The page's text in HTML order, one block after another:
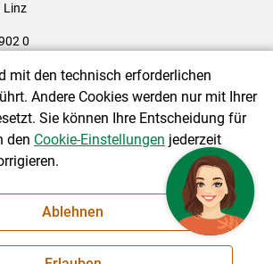
Linz
0
|Gewinnspiele|Datenschutzerklärung |
Einstellungen
mit den technisch erforderlichen
Andere Cookies werden nur mit Ihrer
Sie können Ihre Entscheidung für
den Cookie-Einstellungen jederzeit
Ablehnen